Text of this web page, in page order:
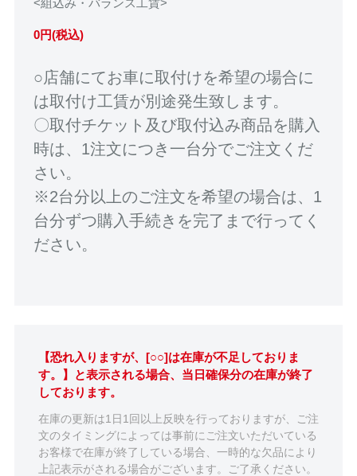
0円(税込)
○店舗にてお車に取付けを希望の場合に
は取付け工賃が別途発生致します。
〇取付チケット及び取付込み商品を購入
時は、1注文につき一台分でご注文くだ
さい。
※2台分以上のご注文を希望の場合は、1
台分ずつ購入手続きを完了まで行ってく
ださい。
【恐れ入りますが、[○○]は在庫が不足しておりま
す。】と表示される場合、当日確保分の在庫が終了
しております。
在庫の更新は1日1回以上反映を行っておりますが、ご注
文のタイミングによっては事前にご注文いただいている
お客様で在庫が終了している場合、一時的な欠品により
上記表示がされる場合がございます。ご了承ください。